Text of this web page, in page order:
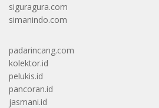
siguragura.com
simanindo.com
padarincang.com
kolektor.id
pelukis.id
pancoran.id
jasmani.id